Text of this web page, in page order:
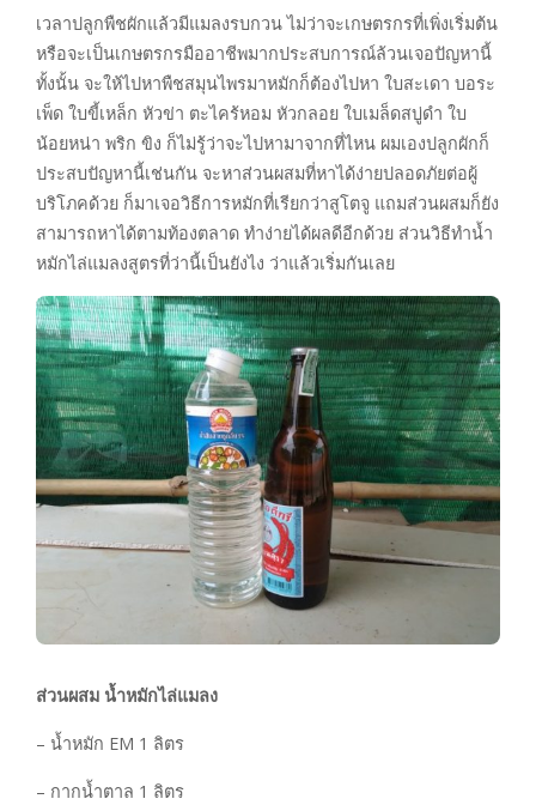
เวลาปลูกพืชผักแล้วมีแมลงรบกวน ไม่ว่าจะเกษตรกรที่เพิ่งเริ่มต้น
หรือจะเป็นเกษตรกรมืออาชีพมากประสบการณ์ล้วนเจอปัญหานี้
ทั้งนั้น จะให้ไปหาพืชสมุนไพรมาหมักก็ต้องไปหา ใบสะเดา บอระ
เพ็ด ใบขี้เหล็ก หัวข่า ตะไคร้หอม หัวกลอย ใบเมล็ดสบู่ดำ ใบ
น้อยหน่า พริก ขิง ก็ไม่รู้ว่าจะไปหามาจากที่ไหน ผมเองปลูกผักก็
ประสบปัญหานี้เช่นกัน จะหาส่วนผสมที่หาได้ง่ายปลอดภัยต่อผู้
บริโภคด้วย ก็มาเจอวิธีการหมักที่เรียกว่าสูโตจู แถมส่วนผสมก็ยัง
สามารถหาได้ตามท้องตลาด ทำง่ายได้ผลดีอีกด้วย ส่วนวิธีทำน้ำ
หมักไล่แมลงสูตรที่ว่านี้เป็นยังไง ว่าแล้วเริ่มกันเลย
ส่วนผสม น้ำหมักไล่แมลง
– น้ำหมัก EM 1 ลิตร
– กากน้ำตาล 1 ลิตร